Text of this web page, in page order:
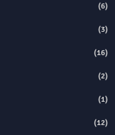
(6)
(3)
(16)
(2)
(1)
(12)